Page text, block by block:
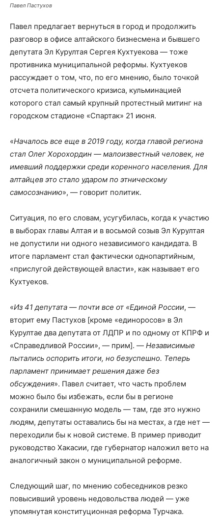
Павел Пастухов
Павел предлагает вернуться в город и продолжить
разговор в офисе алтайского бизнесмена и бывшего
депутата Эл Курултая Сергея Кухтуекова — тоже
противника муниципальной реформы. Кухтуеков
рассуждает о том, что, по его мнению, было точкой
отсчета политического кризиса, кульминацией
которого стал самый крупный протестный митинг на
городском стадионе «Спартак» 21 июня.
«Началось все еще в 2019 году, когда главой региона
стал Олег Хорохордин — малоизвестный человек, не
имевший поддержки среди коренного населения. Для
алтайцев это стало ударом по этническому
самосознанию», — говорит политик.
Ситуация, по его словам, усугубилась, когда к участию
в выборах главы Алтая и в восьмой созыв Эл Курултая
не допустили ни одного независимого кандидата. В
итоге парламент стал фактически однопартийным,
«прислугой действующей власти», как называет его
Кухтуеков.
«Из 41 депутата — почти все от «Единой России, —
вторит ему Пастухов [кроме «единоросов» в Эл
Курултае два депутата от ЛДПР и по одному от КПРФ и
«Справедливой России», — прим]. — Независимые
пытались оспорить итоги, но безуспешно. Теперь
парламент принимает решения даже без
обсуждения». Павел считает, что часть проблем
можно было бы избежать, если бы в регионе
сохранили смешанную модель — там, где это нужно
людям, депутаты оставались бы на местах, а где нет —
переходили бы к новой системе. В пример приводит
руководство Хакасии, где губернатор наложил вето на
аналогичный закон о муниципальной реформе.
Следующий шаг, по мнению собеседников резко
повысивший уровень недовольства людей — уже
упомянутая конституционная реформа Турчака.